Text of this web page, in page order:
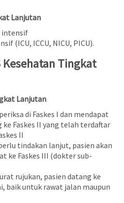
Lanjutan
intensif
(ICU, ICCU, NICU, PICU).
Kesehatan Tingkat
Lanjutan
di Faskes I dan mendapat
Faskes II yang telah terdaftar
II
tindakan lanjut, pasien akan
ke Faskes III (dokter sub-
rujukan, pasien datang ke
baik untuk rawat jalan maupun